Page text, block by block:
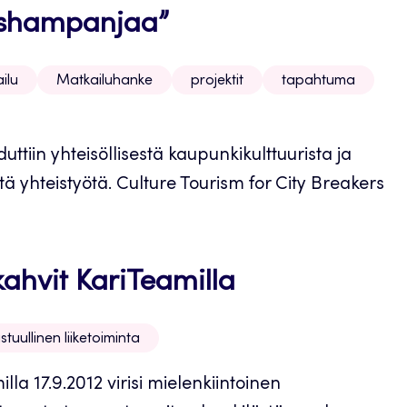
Matkailuhanke projektit tapahtuma
yhteisöllisestä kaupunkikulttuurista ja
yhteistyötä. Culture Tourism for City Breakers
KariTeamilla
liiketoiminta
17.9.2012 virisi mielenkiintoinen